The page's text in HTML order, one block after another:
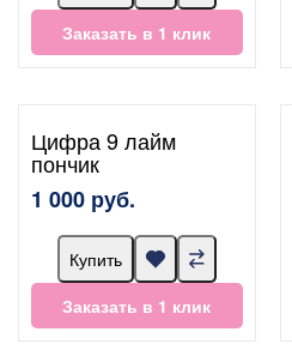
Заказать в 1 клик
Цифра 9 лайм
пончик
1 000 руб.
Купить
Заказать в 1 клик